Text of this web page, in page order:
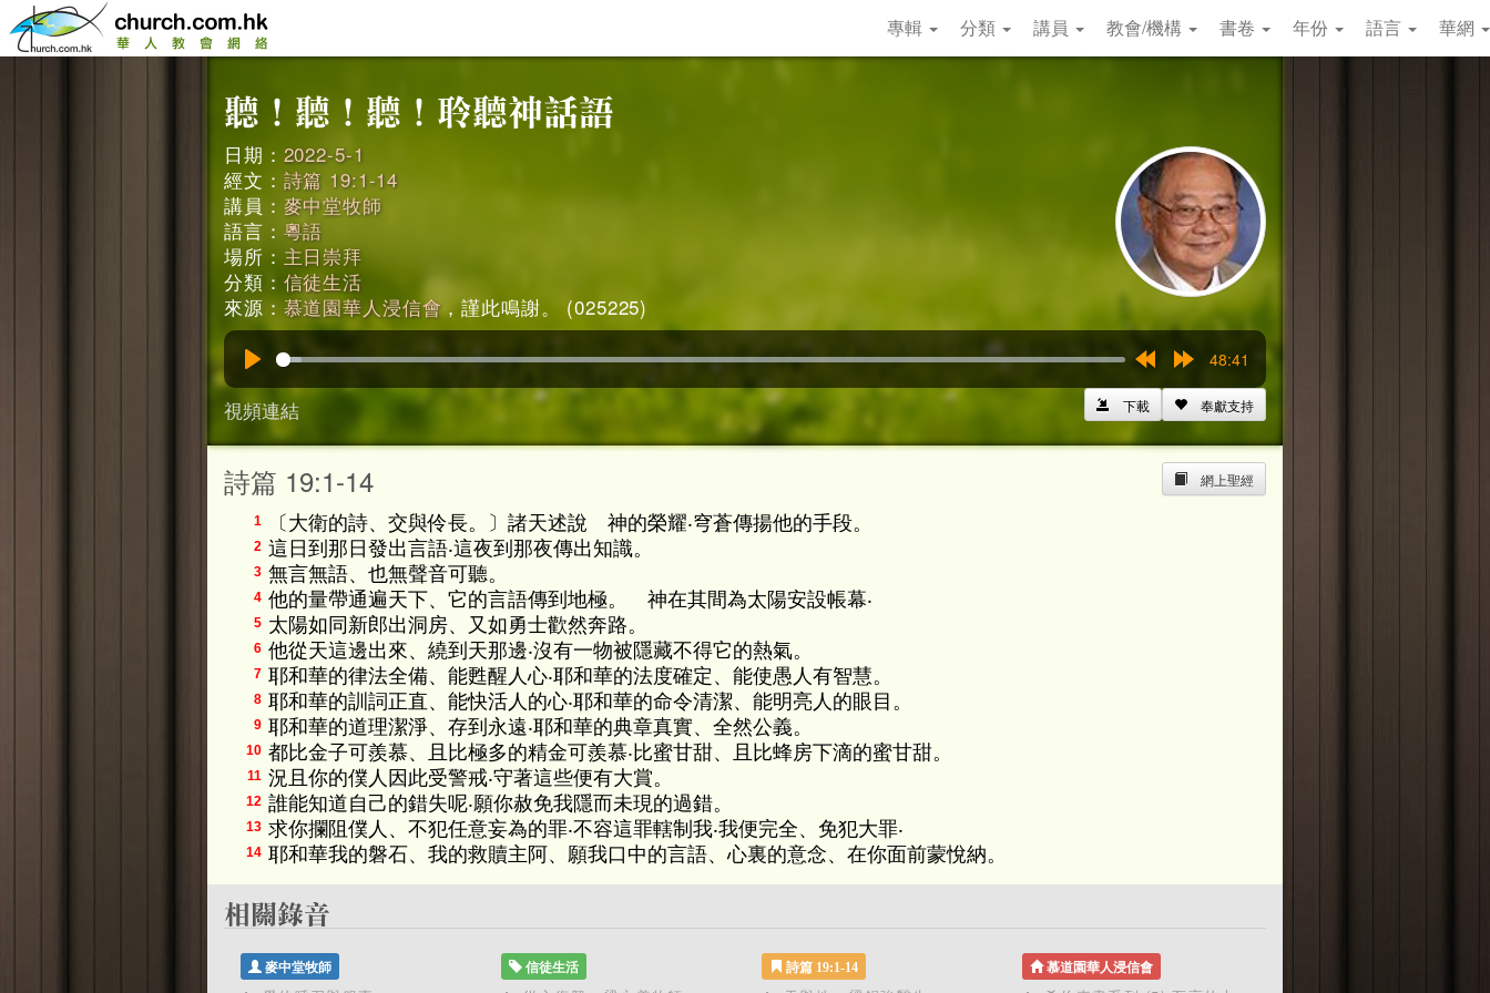
專輯 分類 講員 教會/機構 書卷 年份 語言 華網
日期： 2022-5-1
經文： 詩篇 19:1-14
講員： 麥中堂牧師
語言： 粵語
場所： 主日崇拜
分類： 信徒生活
來源：慕道園華人浸信會，謹此鳴謝。 (025225)
15s
15s
48:41
視頻連結 奉獻支持
下載
網上聖經
詩篇 19:1-14
1 〔大衛的詩、交與伶長。〕諸天述說 神的榮耀‧穹蒼傳揚他的手段。
2 這日到那日發出言語‧這夜到那夜傳出知識。
3 無言無語、也無聲音可聽。
4 他的量帶通遍天下、它的言語傳到地極。 神在其間為太陽安設帳幕‧
5 太陽如同新郎出洞房、又如勇士歡然奔路。
6 他從天這邊出來、繞到天那邊‧沒有一物被隱藏不得它的熱氣。
7 耶和華的律法全備、能甦醒人心‧耶和華的法度確定、能使愚人有智慧。
8 耶和華的訓詞正直、能快活人的心‧耶和華的命令清潔、能明亮人的眼目。
9 耶和華的道理潔淨、存到永遠‧耶和華的典章真實、全然公義。
10 都比金子可羨慕、且比極多的精金可羨慕‧比蜜甘甜、且比蜂房下滴的蜜甘甜。
11 況且你的僕人因此受警戒‧守著這些便有大賞。
12 誰能知道自己的錯失呢‧願你赦免我隱而未現的過錯。
13 求你攔阻僕人、不犯任意妄為的罪‧不容這罪轄制我‧我便完全、免犯大罪‧
14 耶和華我的磐石、我的救贖主阿、願我口中的言語、心裏的意念、在你面前蒙悅納。
麥中堂牧師 信徒生活 詩篇 19:1-14 慕道園華人浸信會